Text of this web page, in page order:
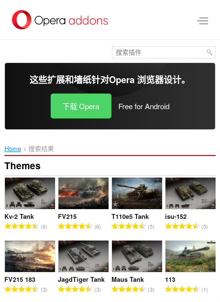
这些扩展和墙纸针对Opera 浏览器设计。
下载 Opera Free for Android
Home 搜索结果
Themes
Kv-2 Tank
总
分
次
数
：
6
FV215
总
分
次
数
：
6
T110e5 Tank
总
分
次
数
：
5
isu-152
总
分
次
数
：
5
FV215 183
总
3
JagdTiger Tank
总
3
Maus Tank
总
3
113
总
1